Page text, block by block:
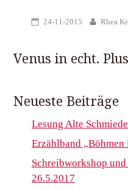
24-11-2015 Rhea
Venus in echt.
Neueste Beiträge
Lesung Alte
Erzählband „Böhmen
Schreibworkshop
26.5.2017